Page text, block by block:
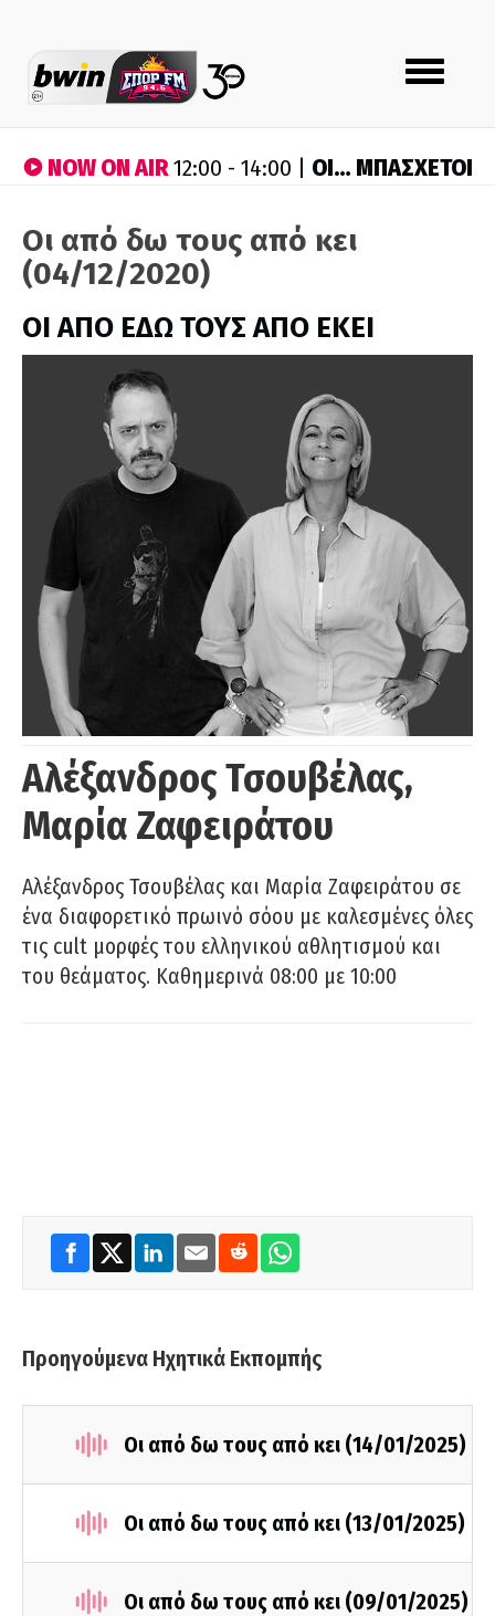
Toggle
navigation
NOW ON AIR12:00 - 14:00 | ΟΙ… ΜΠΑΣΧΕΤΟΙ
Οι από δω τους από κει
(04/12/2020)
ΟΙ ΑΠΟ ΕΔΩ ΤΟΥΣ ΑΠΟ ΕΚΕΙ
Αλέξανδρος Τσουβέλας,
Μαρία Ζαφειράτου
Αλέξανδρος Τσουβέλας και Μαρία Ζαφειράτου σε
ένα διαφορετικό πρωινό σόου με καλεσμένες όλες
τις cult μορφές του ελληνικού αθλητισμού και
του θεάματος. Καθημερινά 08:00 με 10:00
Προηγούμενα Ηχητικά Εκπομπής
Οι από δω τους από κει (14/01/2025)
Οι από δω τους από κει (13/01/2025)
Οι από δω τους από κει (09/01/2025)